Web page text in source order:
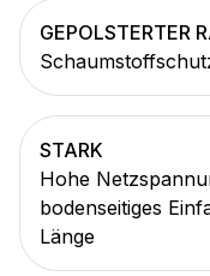
GEPOLSTERTER
STARK
Hohe
bodenseitiges
Länge